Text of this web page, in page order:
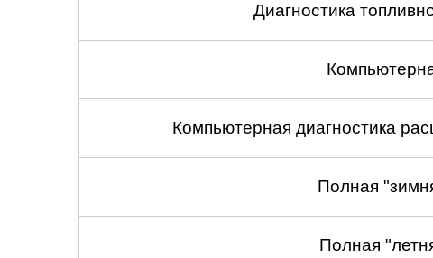
Диагностика
Компьютерная диагностика
Полная
Полная